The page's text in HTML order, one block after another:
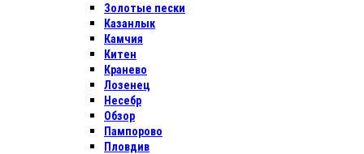
Золотые пески
Казанлык
Камчия
Китен
Кранево
Лозенец
Несебр
Обзор
Пампорово
Пловдив